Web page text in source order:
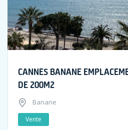
CANNES BANANE
DE 200M2
Banane
Vente